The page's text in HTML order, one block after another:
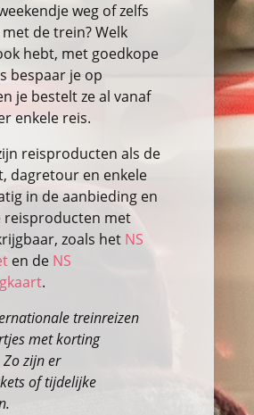
weg of zelfs
de trein? Welk
hebt, met goedkope
bespaar je op
je bestelt ze al vanaf
enkele reis.
reisproducten als de
dagretour en enkele
in de aanbieding en
reisproducten met
zoals het NS
en de NS
.
treinreizen
met korting
zijn er
of tijdelijke